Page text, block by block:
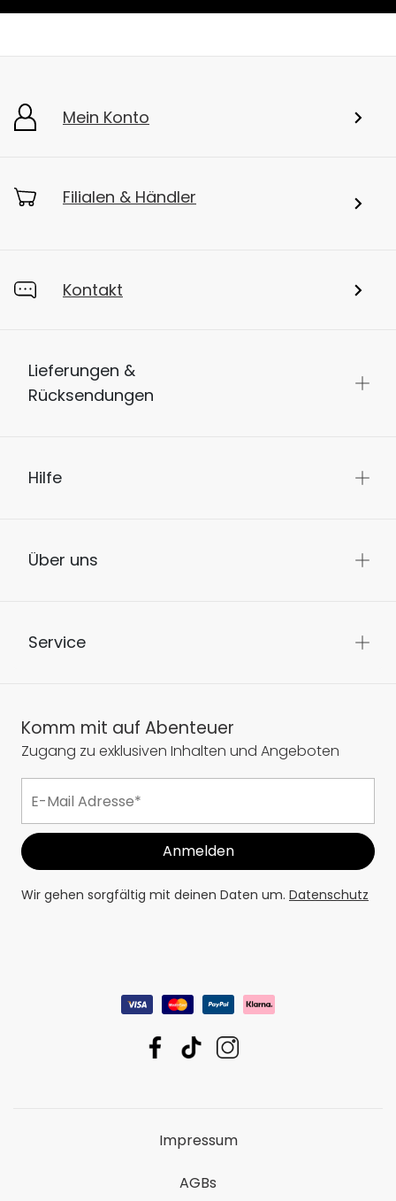
Mein Konto
Filialen & Händler
Kontakt
Lieferungen &
Rücksendungen
Hilfe
Über uns
Service
Komm mit auf Abenteuer
Zugang zu exklusiven Inhalten und Angeboten
Wir gehen sorgfältig mit deinen Daten um. Datenschutz
Impressum
AGBs